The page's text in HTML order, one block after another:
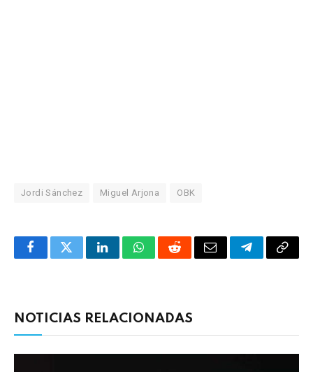
Jordi Sánchez Miguel Arjona OBK
FacebookTwitterLinkedInWhatsAppRedditCorreoTelegrama
NOTICIAS RELACIONADAS